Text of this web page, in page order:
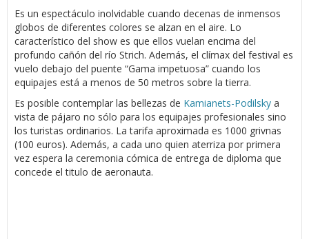
Es un espectáculo inolvidable cuando decenas de inmensos
globos de diferentes colores se alzan en el aire. Lo
característico del show es que ellos vuelan encima del
profundo cañón del río Strich. Además, el clímax del festival es
vuelo debajo del puente “Gama impetuosa” cuando los
equipajes está a menos de 50 metros sobre la tierra.
Es posible contemplar las bellezas de Kamianets-Podilsky a
vista de pájaro no sólo para los equipajes profesionales sino
los turistas ordinarios. La tarifa aproximada es 1000 grivnas
(100 euros). Además, a cada uno quien aterriza por primera
vez espera la ceremonia cómica de entrega de diploma que
concede el titulo de aeronauta.